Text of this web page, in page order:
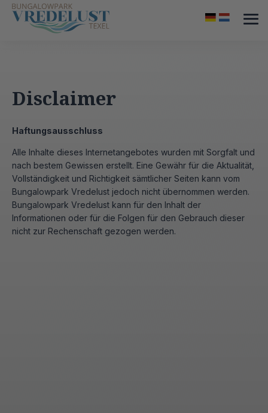
Disclaimer
Haftungsausschluss
Alle Inhalte dieses Internetangebotes wurden mit Sorgfalt und
nach bestem Gewissen erstellt. Eine Gewähr für die Aktualität,
Vollständigkeit und Richtigkeit sämtlicher Seiten kann vom
Bungalowpark Vredelust jedoch nicht übernommen werden.
Bungalowpark Vredelust kann für den Inhalt der
Informationen oder für die Folgen für den Gebrauch dieser
nicht zur Rechenschaft gezogen werden.